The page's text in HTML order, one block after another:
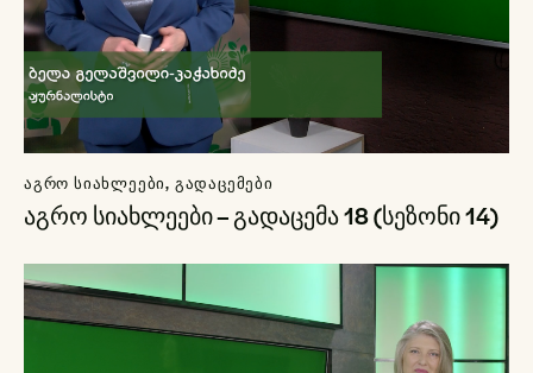
ᲐᲒᲠᲝ ᲡᲘᲐᲮᲚᲔᲔᲑᲘ, ᲒᲐᲓᲐᲪᲔᲛᲔᲑᲘ
აგრო სიახლეები – გადაცემა 18 (სეზონი 14)